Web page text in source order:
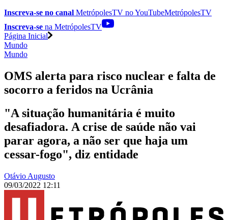
Inscreva-se no canal MetrópolesTV noYouTubeMetrópolesTV
Inscreva-se na MetrópolesTV
Página Inicial
Mundo
Mundo
OMS alerta para risco nuclear e falta de
socorro a feridos na Ucrânia
"A situação humanitária é muito
desafiadora. A crise de saúde não vai
parar agora, a não ser que haja um
cessar-fogo", diz entidade
Otávio Augusto
09/03/2022 12:11